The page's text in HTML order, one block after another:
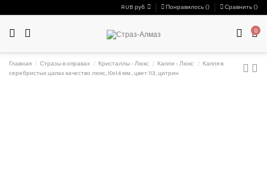
RUB руб. Понравилось () Сравнить ()
0
Главная Стразы в оправах Кристаллы - Люкс Капли - Люкс
Капля в
серебристых цапах качество люкс, 10х14 мм., цвет 113, цитрин